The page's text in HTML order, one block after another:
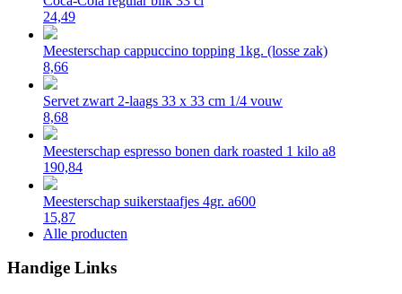
24,49
Meesterschap cappuccino topping 1kg. (losse zak)
8,66
Servet zwart 2-laags 33 x 33 cm 1/4 vouw
8,68
Meesterschap espresso bonen dark roasted 1 kilo a8
190,84
Meesterschap suikerstaafjes 4gr. a600
15,87
Alle producten
Handige Links